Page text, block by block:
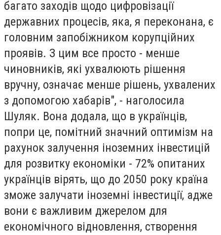
багато заходів щодо цифровізації
державних процесів, яка, я переконана, є
головним запобіжником корупційних
проявів. З цим все просто - менше
чиновників, які ухвалюють рішення
вручну, означає менше рішень, ухвалених
з допомогою хабарів", - наголосила
Шуляк. Вона додала, що в українців,
попри це, помітний значний оптимізм на
рахунок залучення іноземних інвестицій
для розвитку економіки - 72% опитаних
українців вірять, що до 2050 року країна
зможе залучати іноземні інвестиції, адже
вони є важливим джерелом для
економічного відновлення, створення